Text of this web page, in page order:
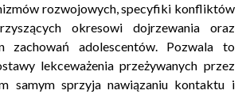
rozwojowych, specyfiki konfliktów
okresowi dojrzewania oraz
zachowań adolescentów. Pozwala to
lekceważenia przeżywanych przez
samym sprzyja nawiązaniu kontaktu i